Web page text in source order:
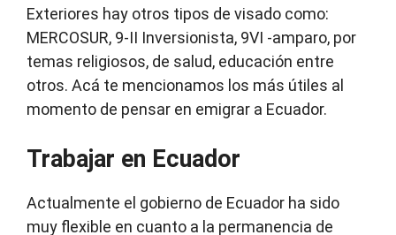
Exteriores hay otros tipos de visado como:
MERCOSUR, 9-II Inversionista, 9VI -amparo, por
temas religiosos, de salud, educación entre
otros. Acá te mencionamos los más útiles al
momento de pensar en emigrar a Ecuador.
Trabajar en Ecuador
Actualmente el gobierno de Ecuador ha sido
muy flexible en cuanto a la permanencia de